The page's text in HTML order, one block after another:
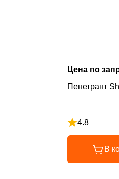
Цена по
Пенетрант
4.8
Рейтинг 4.8 из
В